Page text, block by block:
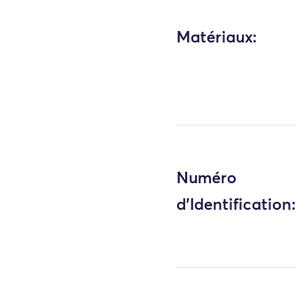
Matériaux:
Numéro
d'Identification: